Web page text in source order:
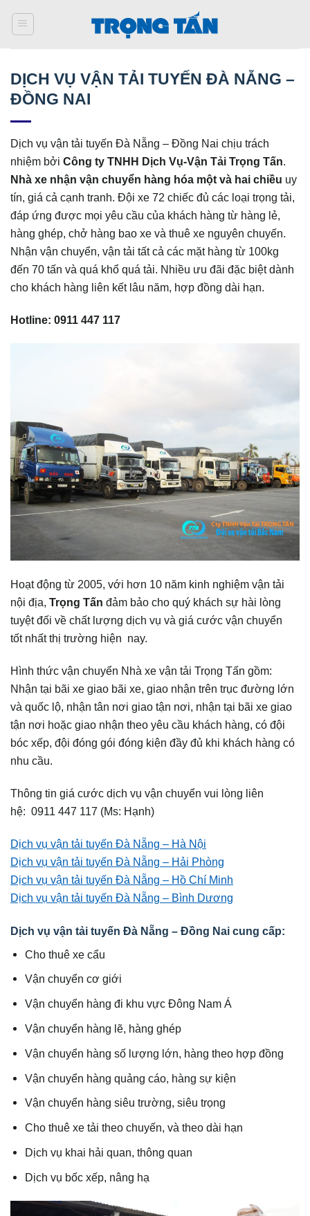
qua
DỊCH VỤ VẬN TẢI TUYẾN ĐÀ NẴNG –
ĐỒNG NAI
Dịch vụ vận tải tuyến Đà Nẵng – Đồng Nai chịu trách
nhiệm bởi Công ty TNHH Dịch Vụ-Vận Tải Trọng Tấn.
Nhà xe nhận vận chuyển hàng hóa một và hai chiều uy
tín, giá cả cạnh tranh. Đội xe 72 chiếc đủ các loại trọng tải,
đáp ứng được mọi yêu cầu của khách hàng từ hàng lẻ,
hàng ghép, chở hàng bao xe và thuê xe nguyên chuyến.
Nhận vận chuyển, vận tải tất cả các mặt hàng từ 100kg
đến 70 tấn và quá khổ quá tải. Nhiều ưu đãi đặc biệt dành
cho khách hàng liên kết lâu năm, hợp đồng dài hạn.
Hotline: 0911 447 117
Hoạt động từ 2005, với hơn 10 năm kinh nghiệm vận tải
nội địa, Trọng Tấn đảm bảo cho quý khách sự hài lòng
tuyệt đối về chất lượng dịch vụ và giá cước vận chuyển
tốt nhất thị trường hiện nay.
Hình thức vận chuyển Nhà xe vận tải Trọng Tấn gồm:
Nhận tại bãi xe giao bãi xe, giao nhận trên trục đường lớn
và quốc lộ, nhận tân nơi giao tận nơi, nhận tại bãi xe giao
tận nơi hoặc giao nhận theo yêu cầu khách hàng, có đội
bóc xếp, đội đóng gói đóng kiện đầy đủ khi khách hàng có
nhu cầu.
Thông tin giá cước dịch vụ vận chuyển vui lòng liên
hệ: 0911 447 117 (Ms: Hạnh)
Dịch vụ vận tải tuyến Đà Nẵng – Hà Nội
Dịch vụ vận tải tuyến Đà Nẵng – Hải Phòng
Dịch vụ vận tải tuyến Đà Nẵng – Hồ Chí Minh
Dịch vụ vận tải tuyến Đà Nẵng – Bình Dương
Dịch vụ vận tải tuyến Đà Nẵng – Đồng Nai cung cấp:
Cho thuê xe cẩu
Vận chuyển cơ giới
Vận chuyển hàng đi khu vực Đông Nam Á
Vận chuyển hàng lẽ, hàng ghép
Vận chuyển hàng số lượng lớn, hàng theo hợp đồng
Vận chuyển hàng quảng cáo, hàng sự kiện
Vận chuyển hàng siêu trường, siêu trọng
Cho thuê xe tải theo chuyến, và theo dài hạn
Dịch vụ khai hải quan, thông quan
Dịch vụ bốc xếp, nâng hạ